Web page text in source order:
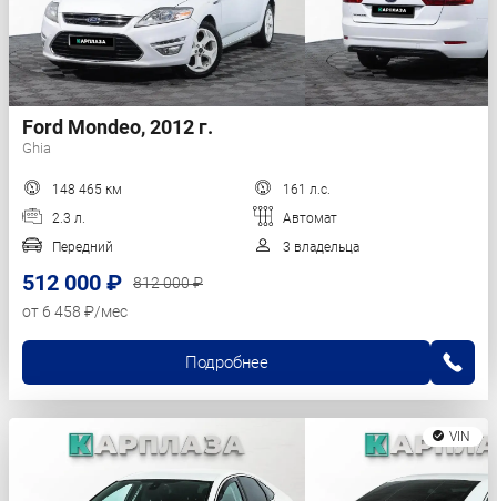
Ford Mondeo, 2012 г.
Ghia
148 465 км
161 л.с.
2.3 л.
Автомат
Передний
3 владельца
512 000 ₽
812 000 ₽
от 6 458 ₽/мес
Подробнее
VIN